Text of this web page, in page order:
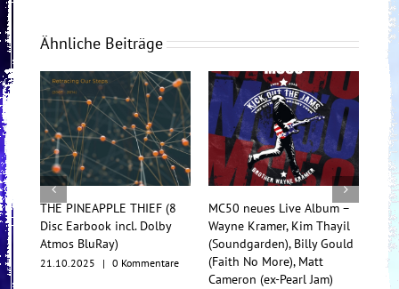
Ähnliche Beiträge
THE PINEAPPLE THIEF (8
Disc Earbook incl. Dolby
Atmos BluRay)
21.10.2025 | 0 Kommentare
MC50 neues Live Album –
Wayne Kramer, Kim Thayil
(Soundgarden), Billy Gould
(Faith No More), Matt
Cameron (ex-Pearl Jam)